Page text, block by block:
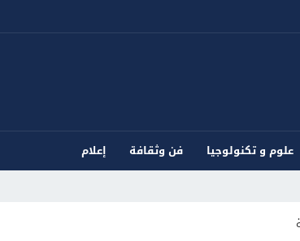
علوم و تكنولوجيا فن وثقافة
إعلام